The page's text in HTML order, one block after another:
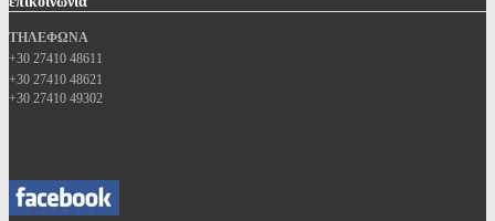
ΤΗΛΕΦΩΝΑ
+30 27410 48611
+30 27410 48621
+30 27410 49302